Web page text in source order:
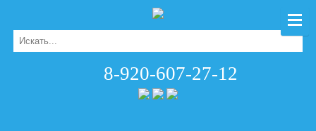
8-920-607-27-12